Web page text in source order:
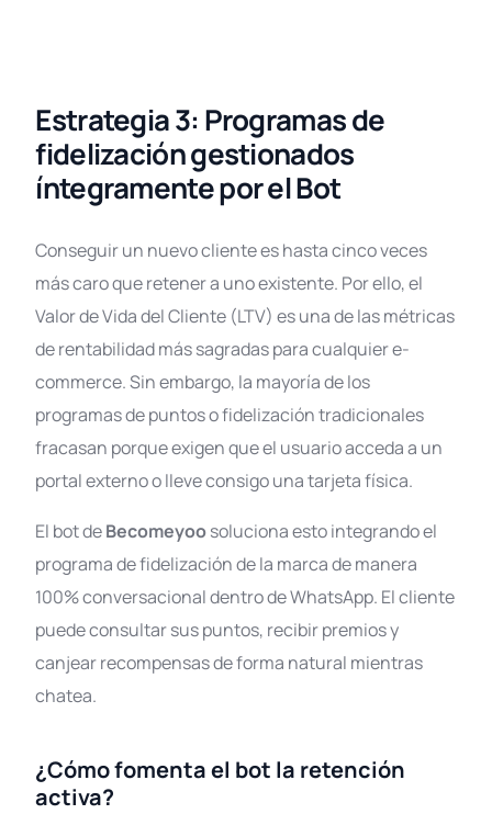
Estrategia 3: Programas de
fidelización gestionados
íntegramente por el Bot
Conseguir un nuevo cliente es hasta cinco veces
más caro que retener a uno existente. Por ello, el
Valor de Vida del Cliente (LTV) es una de las métricas
de rentabilidad más sagradas para cualquier e-
commerce. Sin embargo, la mayoría de los
programas de puntos o fidelización tradicionales
fracasan porque exigen que el usuario acceda a un
portal externo o lleve consigo una tarjeta física.
El bot deBecomeyoosoluciona esto integrando el
programa de fidelización de la marca de manera
100% conversacional dentro de WhatsApp. El cliente
puede consultar sus puntos, recibir premios y
canjear recompensas de forma natural mientras
chatea.
¿Cómo fomenta el bot la retención
activa?